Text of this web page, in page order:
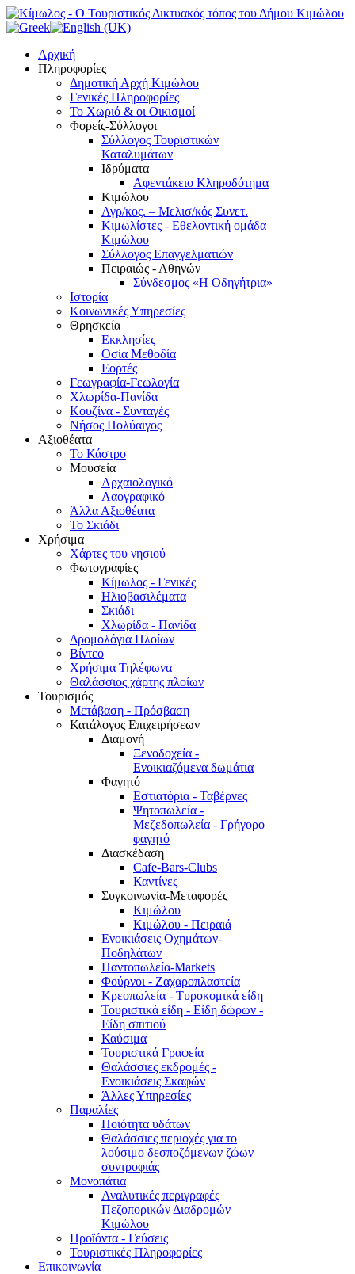
Αρχική
Πληροφορίες
Δημοτική Αρχή Κιμώλου
Γενικές Πληροφορίες
Το Xωριό & οι Οικισμοί
Φορείς-Σύλλογοι
Σύλλογος Τουριστικών
Καταλυμάτων
Ιδρύματα
Αφεντάκειο Κληροδότημα
Κιμώλου
Αγρ/κος. – Μελισ/κός Συνετ.
Κιμωλίστες - Εθελοντική ομάδα
Κιμώλου
Σύλλογος Επαγγελματιών
Πειραιώς - Αθηνών
Σύνδεσμος «Η Οδηγήτρια»
Ιστορία
Κοινωνικές Υπηρεσίες
Θρησκεία
Εκκλησίες
Οσία Μεθοδία
Εορτές
Γεωγραφία-Γεωλογία
Χλωρίδα-Πανίδα
Κουζίνα - Συνταγές
Νήσος Πολύαιγος
Αξιοθέατα
Το Κάστρο
Μουσεία
Αρχαιολογικό
Λαογραφικό
Άλλα Αξιοθέατα
Το Σκιάδι
Χρήσιμα
Χάρτες του νησιού
Φωτογραφίες
Κίμωλος - Γενικές
Ηλιοβασιλέματα
Σκιάδι
Χλωρίδα - Πανίδα
Δρομολόγια Πλοίων
Βίντεο
Χρήσιμα Τηλέφωνα
Θαλάσσιος χάρτης πλοίων
Τουρισμός
Μετάβαση - Πρόσβαση
Κατάλογος Επιχειρήσεων
Διαμονή
Ξενοδοχεία -
Ενοικιαζόμενα δωμάτια
Φαγητό
Εστιατόρια - Ταβέρνες
Ψητοπωλεία -
Μεζεδοπωλεία - Γρήγορο
φαγητό
Διασκέδαση
Cafe-Bars-Clubs
Καντίνες
Συγκοινωνία-Μεταφορές
Κιμώλου
Κιμώλου - Πειραιά
Ενοικιάσεις Οχημάτων-
Ποδηλάτων
Παντοπωλεία-Markets
Φούρνοι - Ζαχαροπλαστεία
Κρεοπωλεία - Τυροκομικά είδη
Τουριστικά είδη - Είδη δώρων -
Είδη σπιτιού
Καύσιμα
Τουριστικά Γραφεία
Θαλάσσιες εκδρομές -
Ενοικιάσεις Σκαφών
Άλλες Υπηρεσίες
Παραλίες
Ποιότητα υδάτων
Θαλάσσιες περιοχές για το
λούσιμο δεσποζόμενων ζώων
συντροφιάς
Μονοπάτια
Αναλυτικές περιγραφές
Πεζοπορικών Διαδρομών
Κιμώλου
Προϊόντα - Γεύσεις
Τουριστικές Πληροφορίες
Επικοινωνία